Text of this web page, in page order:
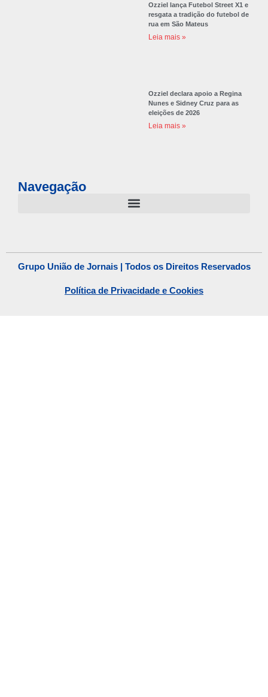
Ozziel lança Futebol Street X1 e
resgata a tradição do futebol de
rua em São Mateus
Leia mais »
Ozziel declara apoio a Regina
Nunes e Sidney Cruz para as
eleições de 2026
Leia mais »
Navegação
Grupo União de Jornais | Todos os Direitos Reservados
Política de Privacidade e Cookies